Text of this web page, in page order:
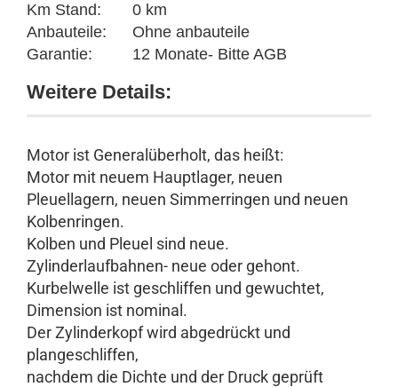
Km Stand:
0 km
Anbauteile:
Ohne anbauteile
Garantie:
12 Monate- Bitte AGB
Weitere Details:
Motor ist Generalüberholt, das heißt:
Motor mit neuem Hauptlager, neuen
Pleuellagern, neuen Simmerringen und neuen
Kolbenringen.
Kolben und Pleuel sind neue.
Zylinderlaufbahnen- neue oder gehont.
Kurbelwelle ist geschliffen und gewuchtet,
Dimension ist nominal.
Der Zylinderkopf wird abgedrückt und
plangeschliffen,
nachdem die Dichte und der Druck geprüft